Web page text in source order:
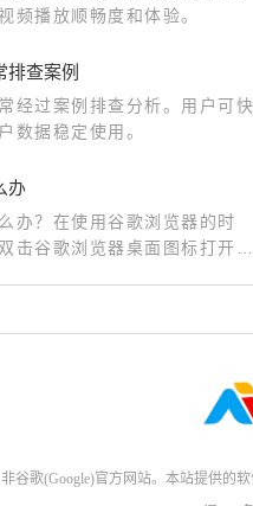
频播放顺畅度和体验。
排查案例
经过案例排查分析。用户可快
数据稳定使用。
办
办？在使用谷歌浏览器的时
击谷歌浏览器桌面图标打开主
谷歌(Google)官方网站。本站提供的